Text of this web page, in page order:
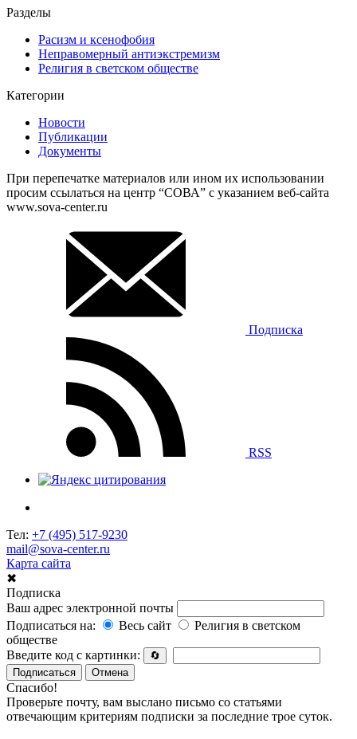
Разделы
Расизм и ксенофобия
Неправомерный антиэкстремизм
Религия в светском обществе
Категории
Новости
Публикации
Документы
При перепечатке материалов или ином их использовании
просим ссылаться на центр “СОВА” с указанием веб-сайта
www.sova-center.ru
Подписка
RSS
Тел: +7 (495) 517-9230
mail@sova-center.ru
Карта сайта
✖
Подписка
Ваш адрес электронной почты
Подписаться на:
Весь сайт
Религия в светском
обществе
Введите код с картинки:
🔄
Подписаться
Отмена
Спасибо!
Проверьте почту, вам выслано письмо со статьями
отвечающим критериям подписки за последние трое суток.